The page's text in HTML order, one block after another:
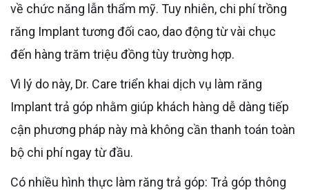
về chức năng lẫn thẩm mỹ. Tuy nhiên, chi phí trồng
răng Implant tương đối cao, dao động từ vài chục
đến hàng trăm triệu đồng tùy trường hợp.
Vì lý do này, Dr. Care triển khai dịch vụ làm răng
Implant trả góp nhằm giúp khách hàng dễ dàng tiếp
cận phương pháp này mà không cần thanh toán toàn
bộ chi phí ngay từ đầu.
Có nhiều hình thực làm răng trả góp: Trả góp thông